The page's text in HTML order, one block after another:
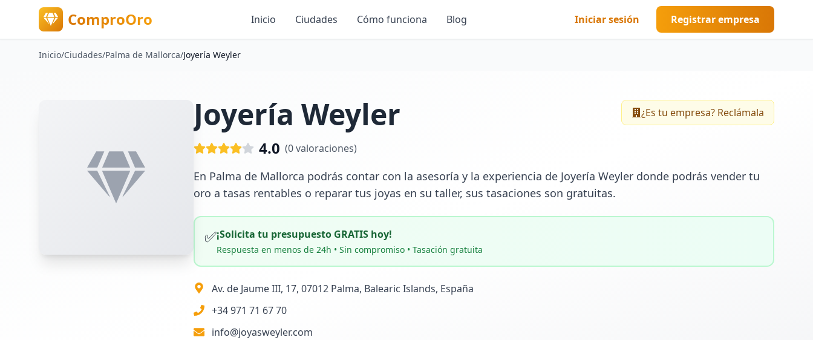
ComproOro Inicio Ciudades Cómo funciona Blog Iniciar sesión Registrar empresa
Inicio/Ciudades/Palma de Mallorca/Joyería Weyler
Joyería Weyler ¿Es tu empresa? Reclámala
4.0 (0valoraciones)
En Palma de Mallorca podrás contar con la asesoría y la experiencia de Joyería Weyler donde podrás vender tu
oro a tasas rentables o reparar tus joyas en su taller, sus tasaciones son gratuitas.
✅¡Solicita tu presupuesto GRATIS hoy!
Respuesta en menos de 24h • Sin compromiso • Tasación gratuita
Av. de Jaume III, 17, 07012 Palma, Balearic Islands, España
+34 971 71 67 70
info@joyasweyler.com